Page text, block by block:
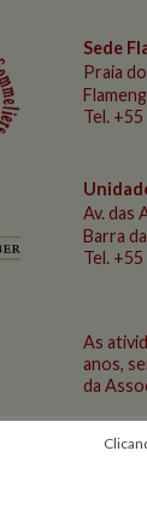
Sede
Praia
Tel.
Av. das
Barra
Tel.
As
anos,
da